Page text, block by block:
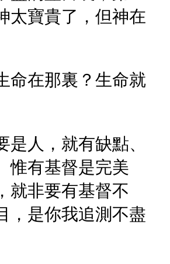
太寶貴了，但神在
命在那裏？生命就
人，就有缺點、
惟有基督是完美
就非要有基督不
，是你我追測不盡